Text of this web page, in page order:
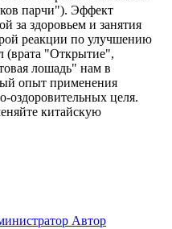
парчи"). Эффект
за здоровьем и занятия
реакции по улучшению
(врата "Открытие",
лошадь" нам в
опыт применения
оздоровительных целя.
китайскую
Автор